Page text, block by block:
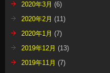
2020年3月 (6)
2020年2月 (11)
2020年1月 (7)
2019年12月 (13)
2019年11月 (7)